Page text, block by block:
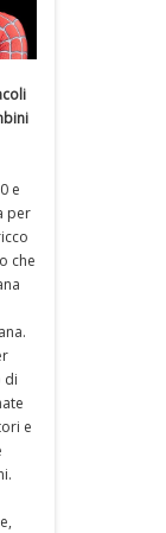
e
per
che
di
e